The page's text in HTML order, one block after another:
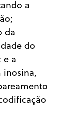
a
da
do
e a
inosina,